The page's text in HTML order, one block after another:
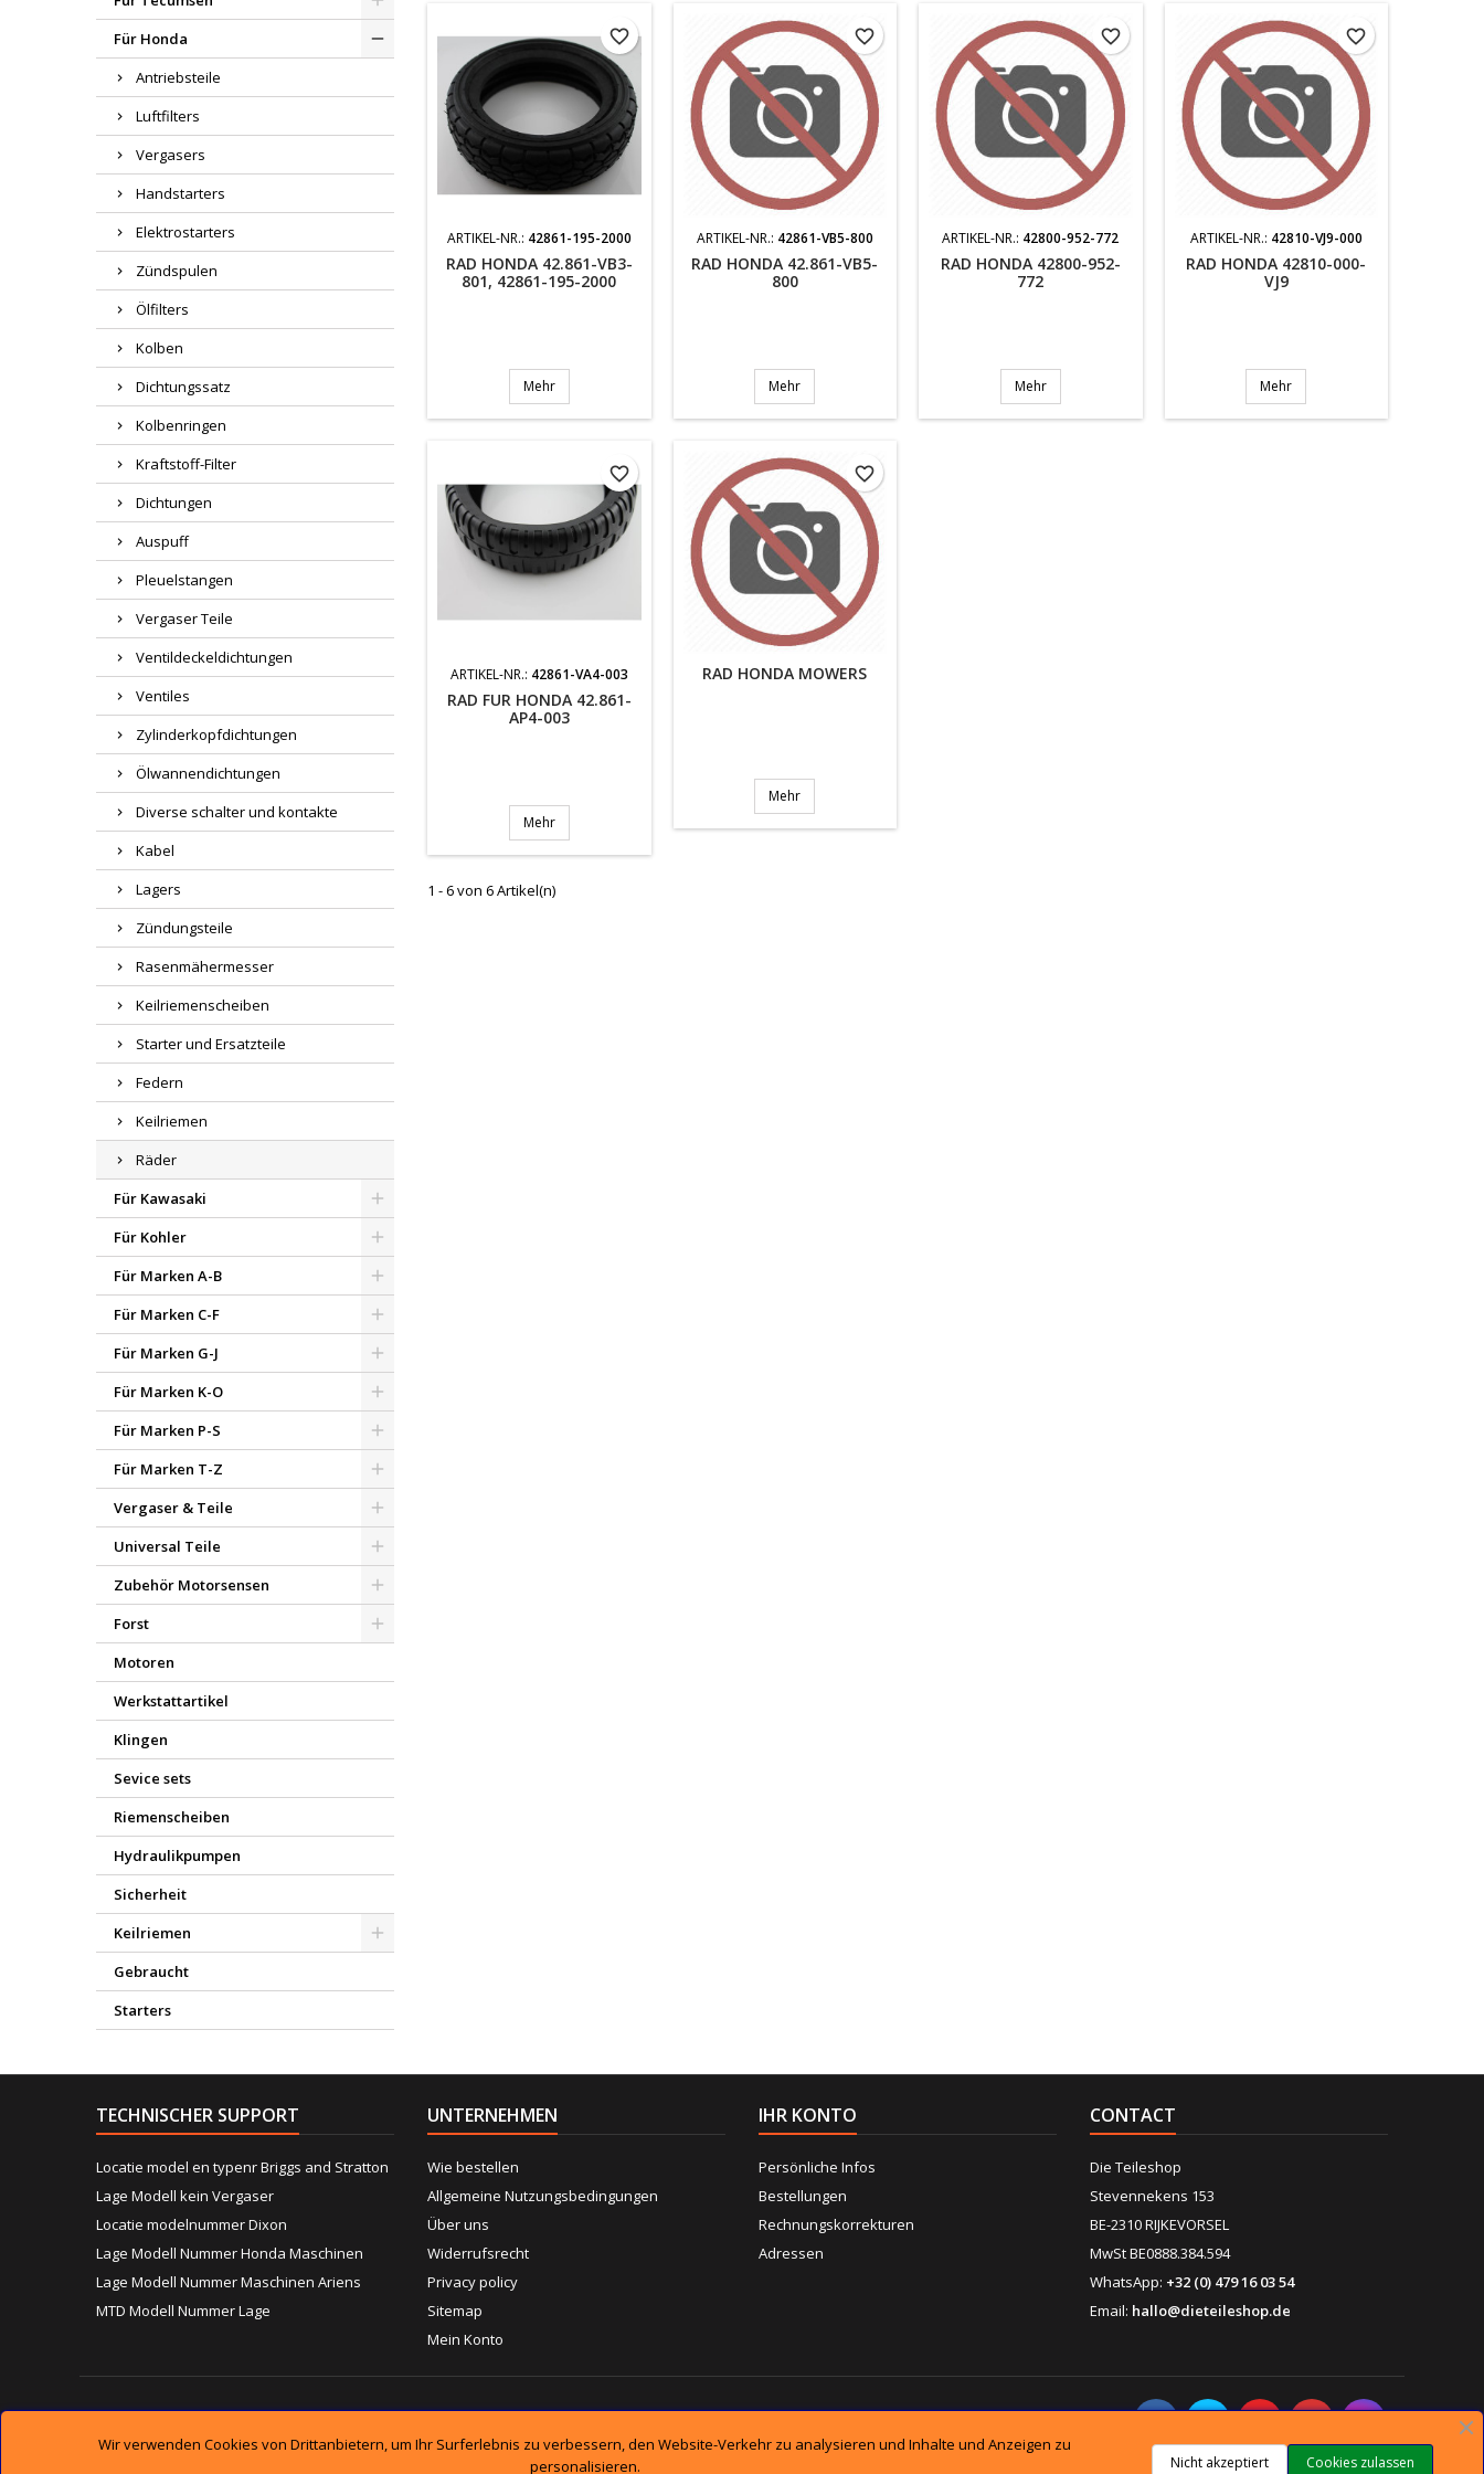
Für Honda
Antriebsteile
Luftfilters
Vergasers
Handstarters
Elektrostarters
Zündspulen
Ölfilters
Kolben
Dichtungssatz
Kolbenringen
Kraftstoff-Filter
Dichtungen
Auspuff
Pleuelstangen
Vergaser Teile
Ventildeckeldichtungen
Ventiles
Zylinderkopfdichtungen
Ölwannendichtungen
Diverse schalter und kontakte
Kabel
Lagers
Zündungsteile
Rasenmähermesser
Keilriemenscheiben
Starter und Ersatzteile
Federn
Keilriemen
Räder
Für Kawasaki
Für Kohler
Für Marken A-B
Für Marken C-F
Für Marken G-J
Für Marken K-O
Für Marken P-S
Für Marken T-Z
Vergaser & Teile
Universal Teile
Zubehör Motorsensen
Forst
Motoren
Werkstattartikel
Klingen
Sevice sets
Riemenscheiben
Hydraulikpumpen
Sicherheit
Keilriemen
Gebraucht
Starters
ARTIKEL-NR.: 42861-195-2000
RAD HONDA 42.861-VB3-
801, 42861-195-2000
Mehr
favorite_border
ARTIKEL-NR.: 42861-VB5-800
RAD HONDA 42.861-VB5-
800
Mehr
favorite_border
ARTIKEL-NR.: 42800-952-772
RAD HONDA 42800-952-
772
Mehr
favorite_border
ARTIKEL-NR.: 42810-VJ9-000
RAD HONDA 42810-000-
VJ9
Mehr
favorite_border
ARTIKEL-NR.: 42861-VA4-003
RAD FUR HONDA 42.861-
AP4-003
Mehr
favorite_border
RAD HONDA MOWERS
Mehr
favorite_border
1 - 6 von 6 Artikel(n)
TECHNISCHER SUPPORT
Locatie model en typenr Briggs and Stratton
Lage Modell kein Vergaser
Locatie modelnummer Dixon
Lage Modell Nummer Honda Maschinen
Lage Modell Nummer Maschinen Ariens
MTD Modell Nummer Lage
UNTERNEHMEN
Wie bestellen
Allgemeine Nutzungsbedingungen
Über uns
Widerrufsrecht
Privacy policy
Sitemap
Mein Konto
IHR KONTO
Persönliche Infos
Bestellungen
Rechnungskorrekturen
Adressen
CONTACT
Die Teileshop
Stevennekens 153
BE-2310 RIJKEVORSEL
MwSt BE0888.384.594
WhatsApp: +32 (0) 479 16 03 54
Email: hallo@dieteileshop.de
Wir verwenden Cookies von Drittanbietern, um Ihr Surferlebnis zu verbessern, den Website-Verkehr zu analysieren und Inhalte und Anzeigen zu
personalisieren.
Cookies zulassen
Nicht akzeptiert